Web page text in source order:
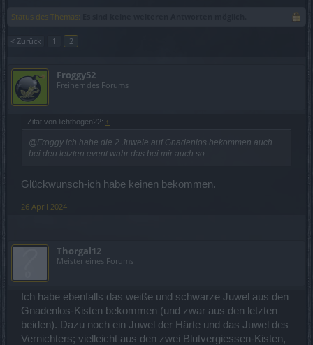
Status des Themas:
< Zurück 1 2
Froggy52
Freiherr des Forums
Zitat von lichtbogen22: ↑
@Froggy ich habe die 2 Juwele auf Gnadenlos bekommen auch
bei den letzten event wahr das bei mir auch so
Glückwunsch-ich habe keinen bekommen.
26 April 2024
Thorgal12
Meister eines Forums
Ich habe ebenfalls das weiße und schwarze Juwel aus den
Gnadenlos-Kisten bekommen (und zwar aus den letzten
beiden). Dazu noch ein Juwel der Härte und das Juwel des
Vernichters; vielleicht aus den zwei Blutvergiessen-Kisten,